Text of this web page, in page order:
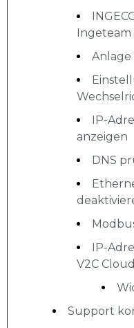
IP-
anzeigen
DNS
IP-
V2C
Support